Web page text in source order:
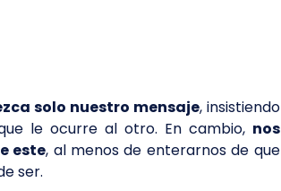
solo nuestro mensaje, insistiendo
le ocurre al otro. En cambio, nos
este, al menos de enterarnos de que
ser.